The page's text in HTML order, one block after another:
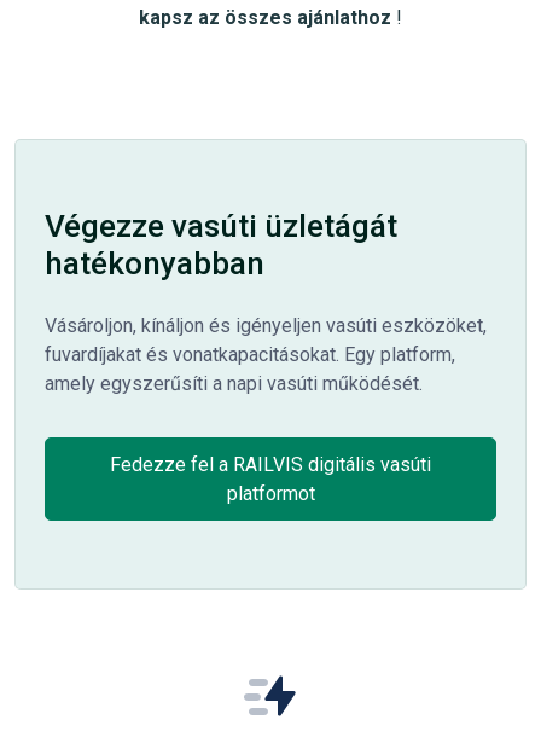
kapsz az összes ajánlathoz !
Végezze vasúti üzletágát
hatékonyabban
Vásároljon, kínáljon és igényeljen vasúti eszközöket,
fuvardíjakat és vonatkapacitásokat. Egy platform,
amely egyszerűsíti a napi vasúti működését.
Fedezze fel a RAILVIS digitális vasúti
platformot